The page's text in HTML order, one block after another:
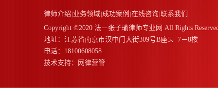
律师介绍 业务领域 成功案例 在线咨询 联系我们
Copyright ©2020 法－张子瑜律师专业网 All Rights
地址：江苏省南京市汉中门大街309号B座5、7－8楼
电话：18100608058
技术支持：
网律营管